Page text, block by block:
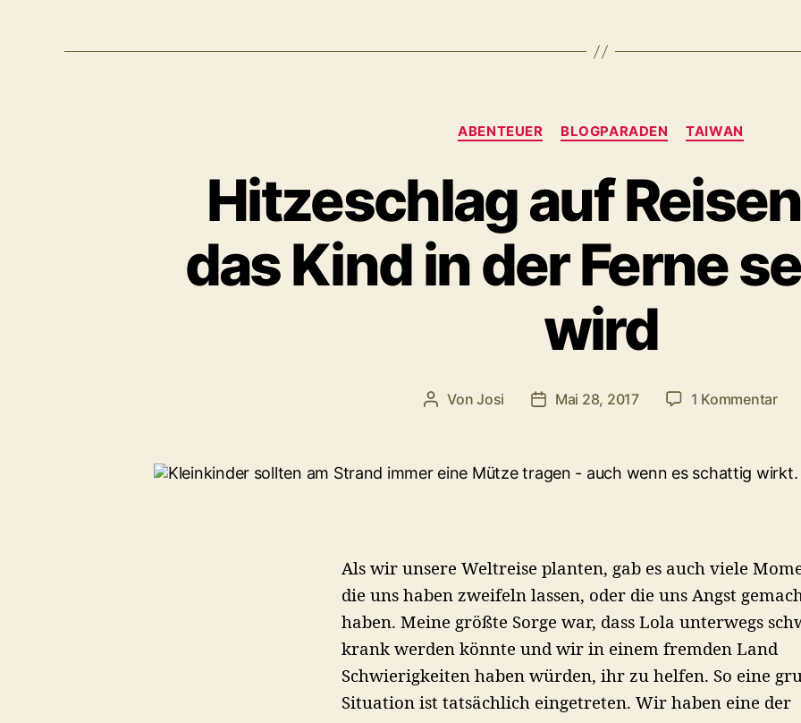
Kategorien
ABENTEUER BLOGPARADEN TAIWAN
Hitzeschlag auf
das Kind in der Ferne
wird
Beitragsautor
VonJosi Veröffentlichungsdatum
Mai 28, 2017 1 Kommentarzu
–
in
der
Als wir unsere Weltreise planten, gab es auch viele
die uns haben zweifeln lassen, oder die uns Angst
haben. Meine größte Sorge war, dass Lola unterwegs
krank werden könnte und wir in einem fremden Land
Schwierigkeiten haben würden, ihr zu helfen. So eine
Situation ist tatsächlich eingetreten. Wir haben eine der